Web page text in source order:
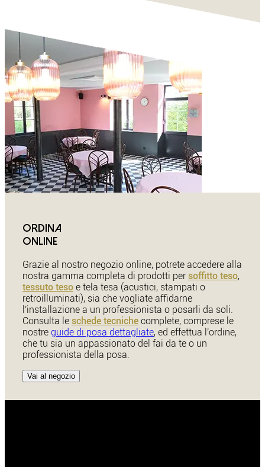
Ordina
online
Grazie al nostro negozio online, potrete accedere alla
nostra gamma completa di prodotti persoffitto teso,
tessuto teso e tela tesa (acustici, stampati o
retroilluminati), sia che vogliate affidarne
l'installazione a un professionista o posarli da soli.
Consulta le schede tecniche complete, comprese le
nostre guide di posa dettagliate, ed effettua l'ordine,
che tu sia un appassionato del fai da te o un
professionista della posa.
Vai al negozio